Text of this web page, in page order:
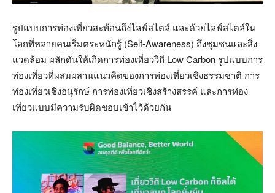
รูปแบบการท่องเที่ยวสะท้อนถึงไลฟ์สไตล์ และด้วยไลฟ์สไตล์ใน
โลกที่หลายคนเริ่มตระหนักรู้ (Self-Awareness) ถึงชุมชนและสิ่ง
แวดล้อม ผลักดันให้เกิดการท่องเที่ยววิถี Low Carbon รูปแบบการ
ท่องเที่ยวที่ผสมผสานแนวคิดของการท่องเที่ยวเชิงธรรมชาติ การ
ท่องเที่ยวเชิงอนุรักษ์ การท่องเที่ยวเชิงสร้างสรรค์ และการท่อง
เที่ยวแบบมีความรับผิดชอบเข้าไว้ด้วยกัน